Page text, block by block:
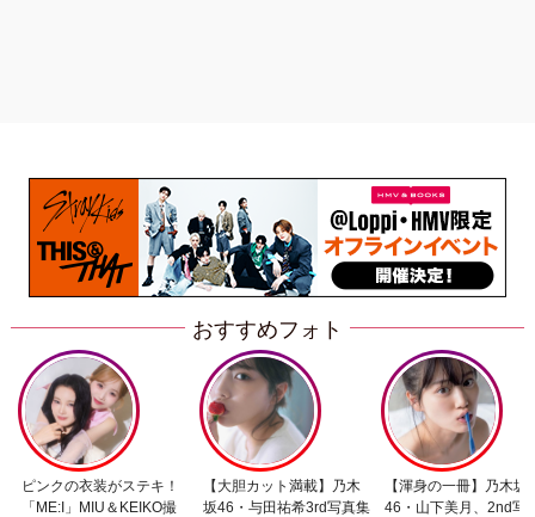
おすすめフォト
ピンクの衣装がステキ！
「ME:I」MIU＆KEIKO撮
【大胆カット満載】乃木
坂46・与田祐希3rd写真集
【渾身の一冊】乃木坂
46・山下美月、2nd写